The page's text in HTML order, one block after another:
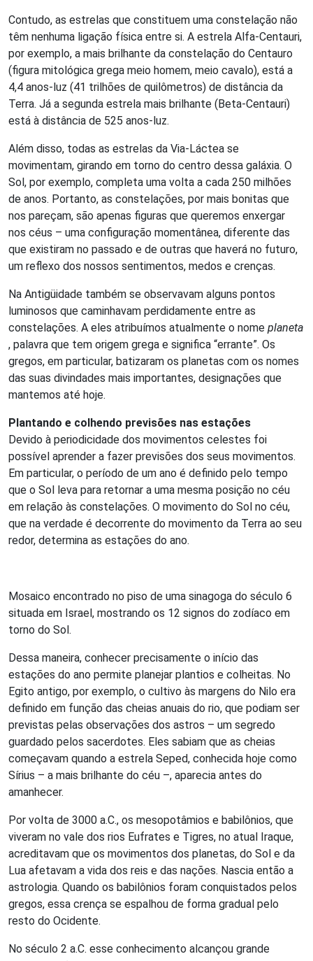
Contudo, as estrelas que constituem uma constelação não
têm nenhuma ligação física entre si. A estrela Alfa-Centauri,
por exemplo, a mais brilhante da constelação do Centauro
(figura mitológica grega meio homem, meio cavalo), está a
4,4 anos-luz (41 trilhões de quilômetros) de distância da
Terra. Já a segunda estrela mais brilhante (Beta-Centauri)
está à distância de 525 anos-luz.
Além disso, todas as estrelas da Via-Láctea se
movimentam, girando em torno do centro dessa galáxia. O
Sol, por exemplo, completa uma volta a cada 250 milhões
de anos. Portanto, as constelações, por mais bonitas que
nos pareçam, são apenas figuras que queremos enxergar
nos céus – uma configuração momentânea, diferente das
que existiram no passado e de outras que haverá no futuro,
um reflexo dos nossos sentimentos, medos e crenças.
Na Antigüidade também se observavam alguns pontos
luminosos que caminhavam perdidamente entre as
constelações. A eles atribuímos atualmente o nome planeta
, palavra que tem origem grega e significa “errante”. Os
gregos, em particular, batizaram os planetas com os nomes
das suas divindades mais importantes, designações que
mantemos até hoje.
Plantando e colhendo previsões nas estações
Devido à periodicidade dos movimentos celestes foi
possível aprender a fazer previsões dos seus movimentos.
Em particular, o período de um ano é definido pelo tempo
que o Sol leva para retornar a uma mesma posição no céu
em relação às constelações. O movimento do Sol no céu,
que na verdade é decorrente do movimento da Terra ao seu
redor, determina as estações do ano.
Mosaico encontrado no piso de uma sinagoga do século 6
situada em Israel, mostrando os 12 signos do zodíaco em
torno do Sol.
Dessa maneira, conhecer precisamente o início das
estações do ano permite planejar plantios e colheitas. No
Egito antigo, por exemplo, o cultivo às margens do Nilo era
definido em função das cheias anuais do rio, que podiam ser
previstas pelas observações dos astros – um segredo
guardado pelos sacerdotes. Eles sabiam que as cheias
começavam quando a estrela Seped, conhecida hoje como
Sírius – a mais brilhante do céu –, aparecia antes do
amanhecer.
Por volta de 3000 a.C., os mesopotâmios e babilônios, que
viveram no vale dos rios Eufrates e Tigres, no atual Iraque,
acreditavam que os movimentos dos planetas, do Sol e da
Lua afetavam a vida dos reis e das nações. Nascia então a
astrologia. Quando os babilônios foram conquistados pelos
gregos, essa crença se espalhou de forma gradual pelo
resto do Ocidente.
No século 2 a.C. esse conhecimento alcançou grande